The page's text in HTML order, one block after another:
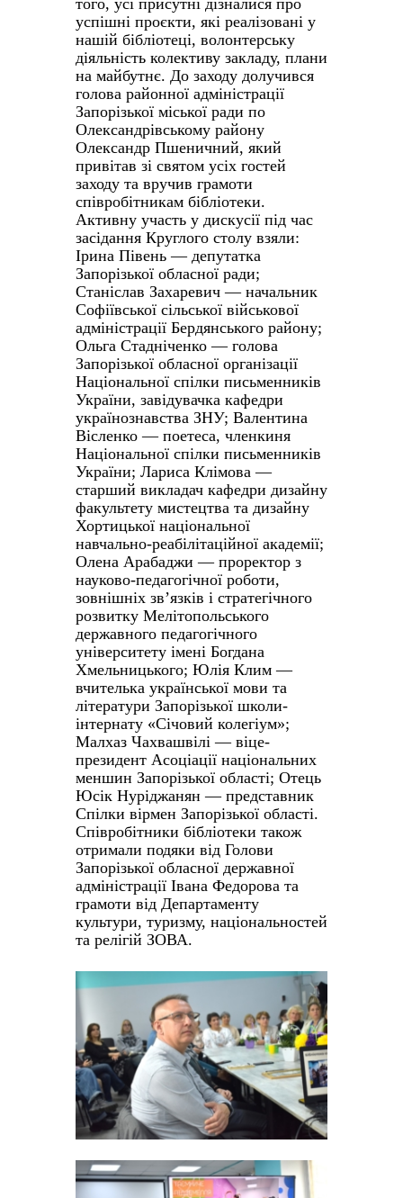
того, усі присутні дізналися про
успішні проєкти, які реалізовані у
нашій бібліотеці, волонтерську
діяльність колективу закладу, плани
на майбутнє. До заходу долучився
голова районної адміністрації
Запорізької міської ради по
Олександрівському району
Олександр Пшеничний, який
привітав зі святом усіх гостей
заходу та вручив грамоти
співробітникам бібліотеки.
Активну участь у дискусії під час
засідання Круглого столу взяли:
Ірина Півень — депутатка
Запорізької обласної ради;
Станіслав Захаревич — начальник
Софіївської сільської військової
адміністрації Бердянського району;
Ольга Стадніченко — голова
Запорізької обласної організації
Національної спілки письменників
України, завідувачка кафедри
українознавства ЗНУ; Валентина
Вісленко — поетеса, членкиня
Національної спілки письменників
України; Лариса Клімова —
старший викладач кафедри дизайну
факультету мистецтва та дизайну
Хортицької національної
навчально-реабілітаційної академії;
Олена Арабаджи — проректор з
науково-педагогічної роботи,
зовнішніх зв’язків і стратегічного
розвитку Мелітопольського
державного педагогічного
університету імені Богдана
Хмельницького; Юлія Клим —
вчителька української мови та
літератури Запорізької школи-
інтернату «Січовий колегіум»;
Малхаз Чахвашвілі — віце-
президент Асоціації національних
меншин Запорізької області; Отець
Юсік Нуріджанян — представник
Спілки вірмен Запорізької області.
Співробітники бібліотеки також
отримали подяки від Голови
Запорізької обласної державної
адміністрації Івана Федорова та
грамоти від Департаменту
культури, туризму, національностей
та релігій ЗОВА.